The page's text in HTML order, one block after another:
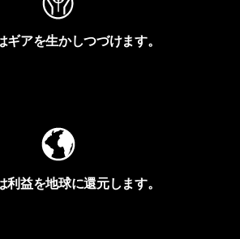
ギアを生かしつづけます。
利益を地球に還元します。